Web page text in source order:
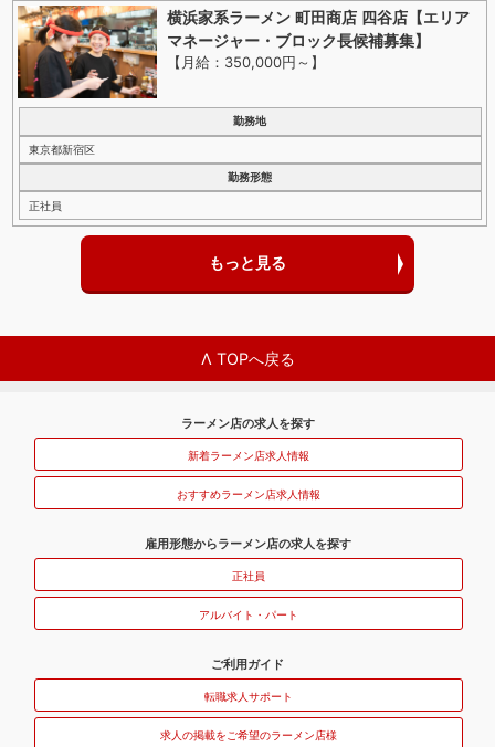
横浜家系ラーメン 町田商店 四谷店【エリア
マネージャー・ブロック長候補募集】
【月給：350,000円～ 】
勤務地
東京都新宿区
勤務形態
正社員
もっと見る
Λ TOPへ戻る
ラーメン店の求人を探す
新着ラーメン店求人情報
おすすめラーメン店求人情報
雇用形態からラーメン店の求人を探す
正社員
アルバイト・パート
ご利用ガイド
転職求人サポート
求人の掲載をご希望のラーメン店様